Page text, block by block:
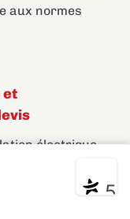
5
aux normes
et
électrique
d'un devis